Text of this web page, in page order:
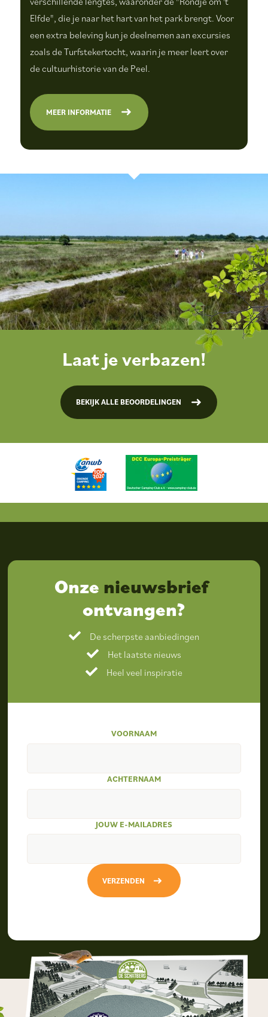
Elfde", die je naar het hart van het park brengt. Voor
een extra beleving kun je deelnemen aan excursies
zoals de Turfstekertocht, waarin je meer leert over
de cultuurhistorie van de Peel​.
MEER INFORMATIE
Laat je verbazen!
BEKIJK ALLE BEOORDELINGEN
Onze nieuwsbrief
ontvangen?
De scherpste aanbiedingen
Het laatste nieuws
Heel veel inspiratie
VOORNAAM
ACHTERNAAM
JOUW E-MAILADRES
VERZENDEN